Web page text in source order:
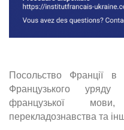
Посольство Франції в
Французького
французької мови,
перекладознавства та